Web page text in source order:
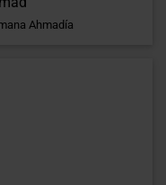
Ahmadía